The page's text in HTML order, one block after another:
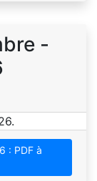
-
: PDF à